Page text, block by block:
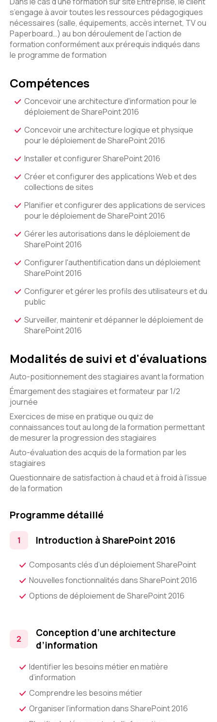
s’engage à avoir toutes les ressources pédagogiques
nécessaires (salle, équipements, accès internet, TV ou
Paperboard…) au bon déroulement de l’action de
formation conformément aux prérequis indiqués dans
le programme de formation
Compétences
Concevoir une architecture d'information pour le
déploiement de SharePoint 2016
Concevoir une architecture logique et physique
pour le déploiement de SharePoint 2016
Installer et configurer SharePoint 2016
Créer et configurer des applications Web et des
collections de sites
Planifier et configurer des applications de services
pour le déploiement de SharePoint 2016
Gérer les autorisations dans le déploiement de
SharePoint 2016
Configurer l'authentification dans un déploiement
SharePoint 2016
Configurer et gérer les profils des utilisateurs et du
public
Surveiller, maintenir et dépanner le déploiement de
SharePoint 2016
Modalités de suivi et d'évaluations
Auto-positionnement des stagiaires avant la formation
Émargement des stagiaires et formateur par 1/2
journée
Exercices de mise en pratique ou quiz de
connaissances tout au long de la formation permettant
de mesurer la progression des stagiaires
Auto-évaluation des acquis de la formation par les
stagiaires
Questionnaire de satisfaction à chaud et à froid à l’issue
de la formation
Programme détaillé
Introduction à SharePoint 2016
Composants clés d’un déploiement SharePoint
Nouvelles fonctionnalités dans SharePoint 2016
Options de déploiement de SharePoint 2016
Conception d’une architecture
d’information
Identifier les besoins métier en matière
d’information
Comprendre les besoins métier
Organiser l’information dans SharePoint 2016